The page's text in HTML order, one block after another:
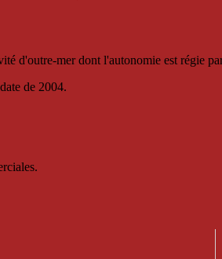
d'outre-mer dont l'autonomie est régie
de 2004.